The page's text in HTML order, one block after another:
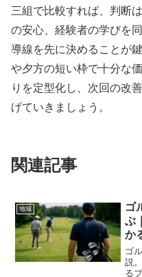
三組で比較すれば、判断
の安心、経験者の学びを
導線を先に決めることが
や夕方の短い枠で十分な
りを定型化し、次回の改
げていきましょう。
関連記事
地域
ゴ
ぶ
か
ゴ
説
る